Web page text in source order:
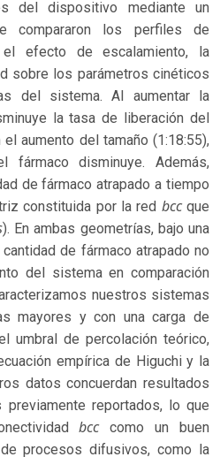
del dispositivo mediante un
compararon los perfiles de
el efecto de escalamiento, la
sobre los parámetros cinéticos
del sistema. Al aumentar la
la tasa de liberación del
aumento del tamaño (1:18:55),
fármaco disminuye. Además,
de fármaco atrapado a tiempo
constituida por la red bccque
). En ambas geometrías, bajo una
de fármaco atrapado no
del sistema en comparación
nuestros sistemas
mayores y con una carga de
umbral de percolación teórico,
empírica de Higuchi y la
datos concuerdan resultados
reportados, lo que
bcccomo un buen
procesos difusivos, como la